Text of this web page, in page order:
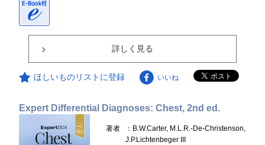
詳しく見る
ほしいものリストに登録 いいね
Expert Differential Diagnoses: Chest, 2nd ed.
著者
：B.W.Carter, M.L.R.-De-Christenson,
J.P.Lichtenbeger III